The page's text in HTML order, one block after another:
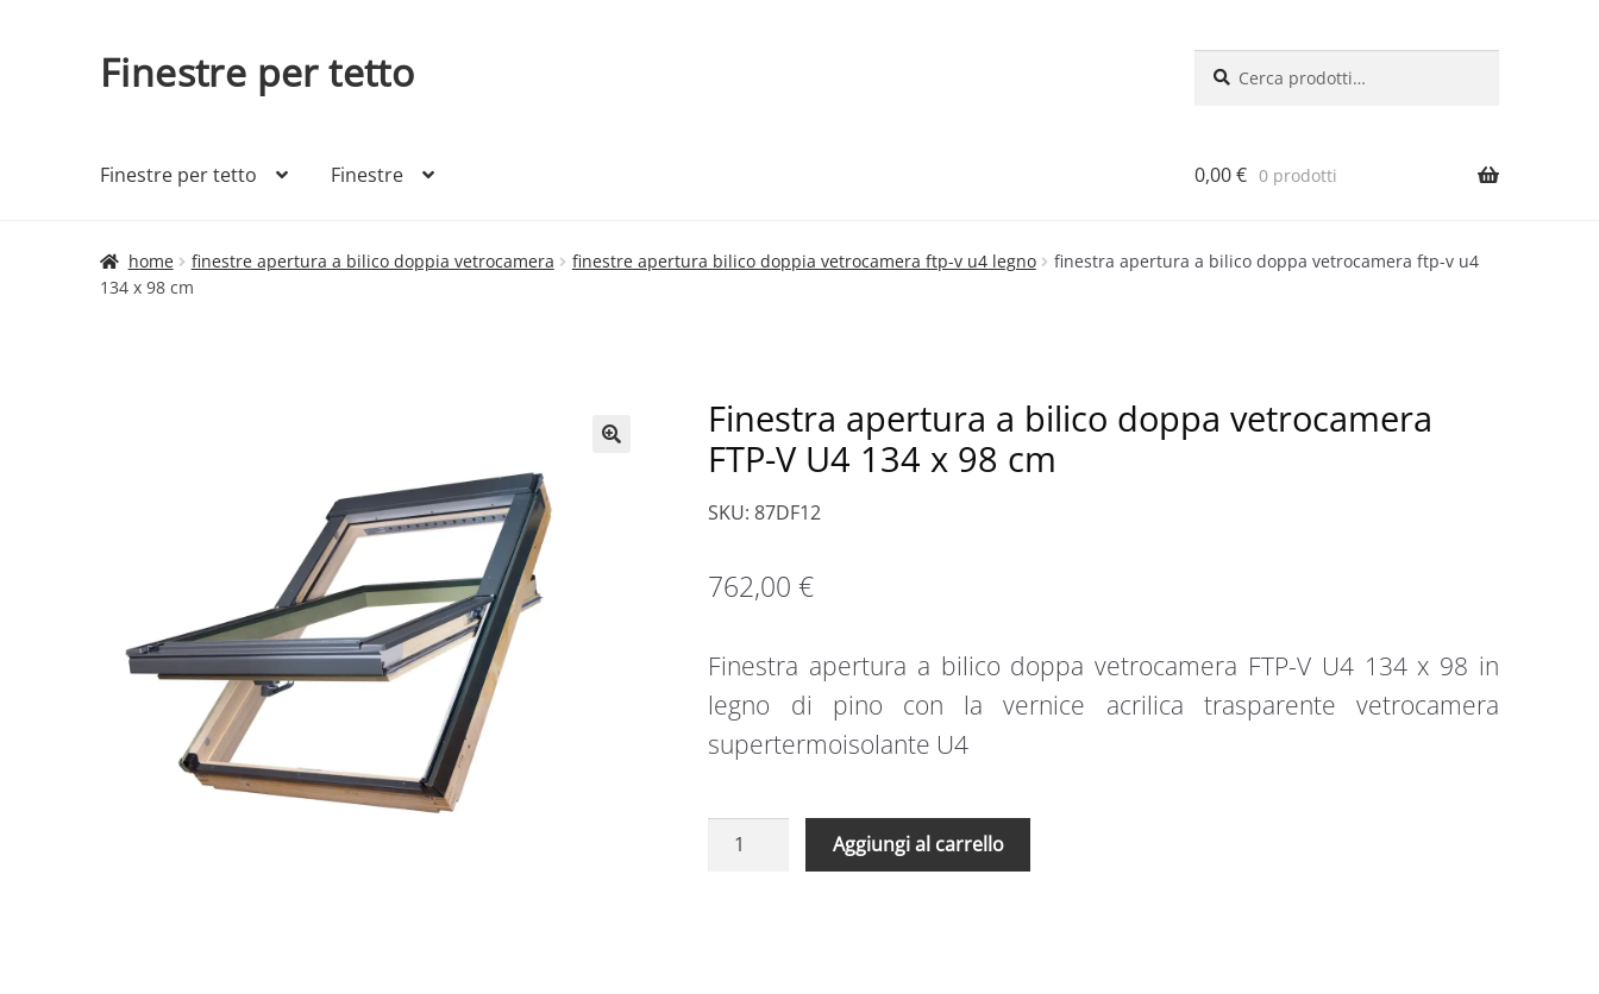
Vai
alla
Vai
alFinestre per tetto
Finestre per tetto Finestre 0,00€ 0 prodotti
home finestre apertura a bilico doppia vetrocamera finestre apertura bilico doppia vetrocamera ftp-v u4 legno
finestra apertura a bilico doppa vetrocamera ftp-v u4
134 x 98 cm
Finestra apertura a bilico doppa vetrocamera
FTP-V U4 134 x 98 cm
SKU: 87DF12
762,00€
Finestra apertura a bilico doppa vetrocamera FTP-V U4 134 x 98 in
legno di pino con la vernice acrilica trasparente vetrocamera
supertermoisolante U4
Finestra
Aggiungi al carrello